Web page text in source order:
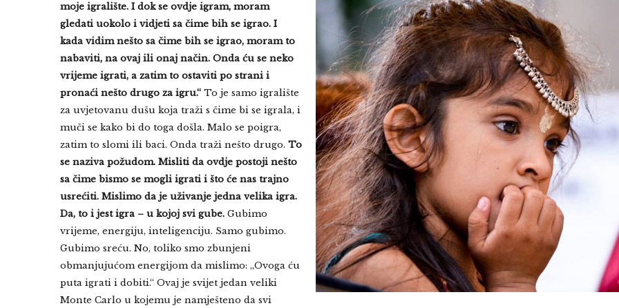
moje igralište. I dok se ovdje igram, moram
gledati uokolo i vidjeti sa čime bih se igrao. I
kada vidim nešto sa čime bih se igrao, moram to
nabaviti, na ovaj ili onaj način. Onda ću se neko
vrijeme igrati, a zatim to ostaviti po strani i
pronaći nešto drugo za igru.“ To je samo igralište
za uvjetovanu dušu koja traži s čime bi se igrala, i
muči se kako bi do toga došla. Malo se poigra,
zatim to slomi ili baci. Onda traži nešto drugo. To
se naziva požudom. Misliti da ovdje postoji nešto
sa čime bismo se mogli igrati i što će nas trajno
usrećiti. Mislimo da je uživanje jedna velika igra.
Da, to i jest igra – u kojoj svi gube. Gubimo
vrijeme, energiju, inteligenciju. Samo gubimo.
Gubimo sreću. No, toliko smo zbunjeni
obmanjujućom energijom da mislimo: „Ovoga ću
puta igrati i dobiti.“ Ovaj je svijet jedan veliki
Monte Carlo u kojemu je namješteno da svi